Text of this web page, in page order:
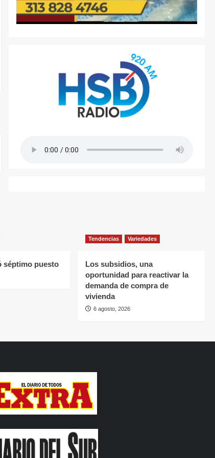
séptimo puesto
Tendencias Variedades
Los subsidios, una
oportunidad para reactivar la
demanda de compra de
vivienda
6 agosto, 2026